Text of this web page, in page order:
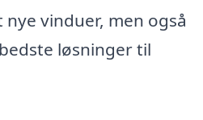
vinduer, men også
løsninger til